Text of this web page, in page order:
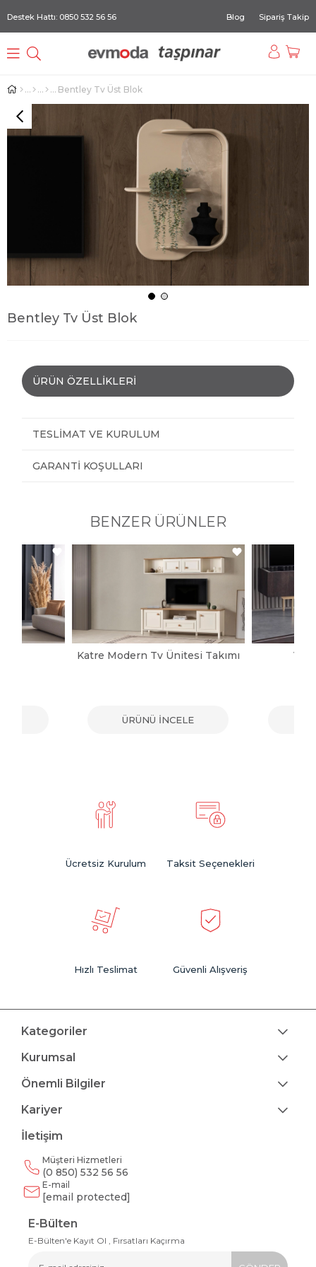
Destek Hattı: 0850 532 56 56 Blog Sipariş Takip
Bentley Tv Üst Blok
Bentley Tv Üst Blok
ÜRÜN ÖZELLIKLERI
TESLIMAT VE KURULUM
GARANTI KOŞULLARI
BENZER ÜRÜNLER
Katre Modern Tv Ünitesi Takımı
ÜRÜNÜ İNCELE
Ücretsiz Kurulum Taksit Seçenekleri
Hızlı Teslimat Güvenli Alışveriş
Kategoriler
Kurumsal
Önemli Bilgiler
Kariyer
İletişim
Müşteri Hizmetleri
(0 850) 532 56 56
E-mail
[email protected]
E-Bülten
E-Bülten'e Kayıt Ol , Fırsatları Kaçırma